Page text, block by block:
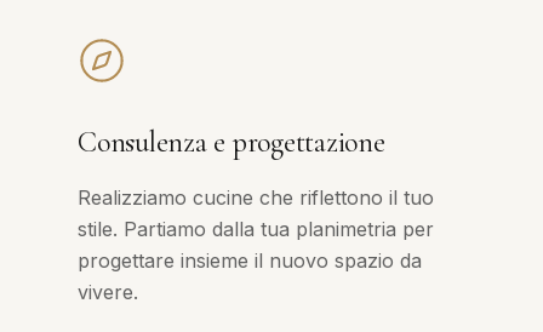
Consulenza e progettazione
Realizziamo cucine che riflettono il tuo
stile. Partiamo dalla tua planimetria per
progettare insieme il nuovo spazio da
vivere.